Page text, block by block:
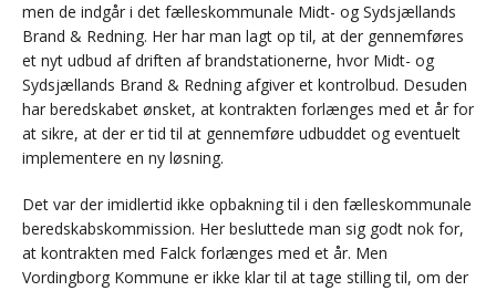
men de indgår i det fælleskommunale Midt- og Sydsjællands
Brand & Redning. Her har man lagt op til, at der gennemføres
et nyt udbud af driften af brandstationerne, hvor Midt- og
Sydsjællands Brand & Redning afgiver et kontrolbud. Desuden
har beredskabet ønsket, at kontrakten forlænges med et år for
at sikre, at der er tid til at gennemføre udbuddet og eventuelt
implementere en ny løsning.
Det var der imidlertid ikke opbakning til i den fælleskommunale
beredskabskommission. Her besluttede man sig godt nok for,
at kontrakten med Falck forlænges med et år. Men
Vordingborg Kommune er ikke klar til at tage stilling til, om der